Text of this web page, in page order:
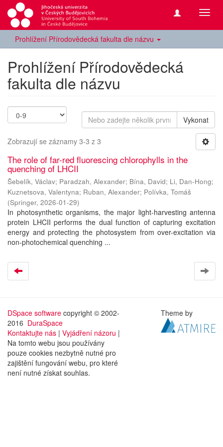
Prohlížení Přírodovědecká fakulta dle názvu
Prohlížení Přírodovědecká
fakulta dle názvu
Vykonat
Zobrazují se záznamy 3-3 z 3
The role of far-red fluorescing chlorophylls in the
quenching of LHCII
Šebelík, Václav; Paradzah, Alexander; Bína, David; Li, Dan-Hong;
Kuznetsova, Valentyna; Ruban, Alexander; Polívka, Tomáš
(Springer, 2026-01-29)
In photosynthetic organisms, the major light-harvesting antenna
protein LHCII performs the dual function of capturing excitation
energy and protecting the photosystem from over-excitation via
non-photochemical quenching ...
DSpace software copyright © 2002-
2016 DuraSpace
Kontaktujte nás | Vyjádření názoru |
Na tomto webu jsou používány
pouze cookies nezbytně nutné pro
zajištění fungování webu, pro které
není nutné získat souhlas.
Theme by